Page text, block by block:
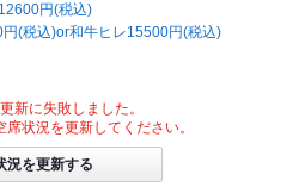
円(税込)
(税込)or和牛ヒレ15500円(税込)
新に失敗しました。
状況を更新してください。
況を更新する